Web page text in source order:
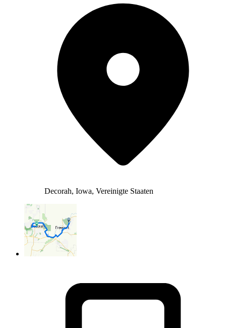
Decorah, Iowa, Vereinigte Staaten